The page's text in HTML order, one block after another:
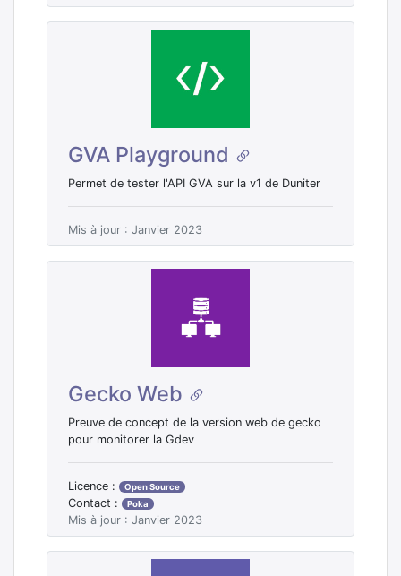
GVA Playground
Permet de tester l'API GVA sur la v1 de Duniter
Mis à jour : Janvier 2023
Gecko Web
Preuve de concept de la version web de gecko
pour monitorer la Gdev
Licence : Open Source
Contact : Poka
Mis à jour : Janvier 2023